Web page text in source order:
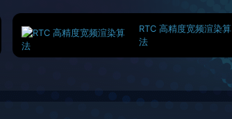
RTC 高精度宽频渲染算
法